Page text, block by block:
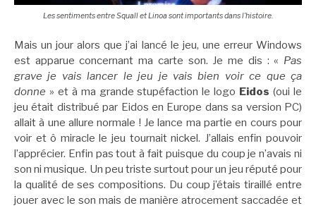
Les sentiments entre Squall et Linoa sont importants dans l’histoire.
Mais un jour alors que j’ai lancé le jeu, une erreur Windows
est apparue concernant ma carte son. Je me dis : « Pas
grave je vais lancer le jeu je vais bien voir ce que ça
donne » et à ma grande stupéfaction le logo Eidos(oui le
jeu était distribué par Eidos en Europe dans sa version PC)
allait à une allure normale ! Je lance ma partie en cours pour
voir et ô miracle le jeu tournait nickel. J’allais enfin pouvoir
l’apprécier. Enfin pas tout à fait puisque du coup je n’avais ni
son ni musique. Un peu triste surtout pour un jeu réputé pour
la qualité de ses compositions. Du coup j’étais tiraillé entre
jouer avec le son mais de manière atrocement saccadée et